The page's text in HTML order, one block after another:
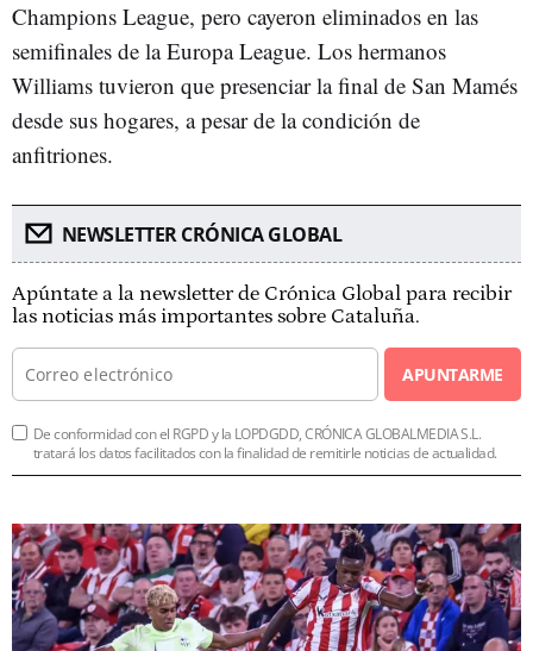
Champions League, pero cayeron eliminados en las
semifinales de la Europa League. Los hermanos
Williams tuvieron que presenciar la final de San Mamés
desde sus hogares, a pesar de la condición de
anfitriones.
NEWSLETTER CRÓNICA GLOBAL
Apúntate a la newsletter de Crónica Global para recibir
las noticias más importantes sobre Cataluña.
APUNTARME
De conformidad con el RGPD y la LOPDGDD, CRÓNICA GLOBALMEDIA S.L.
tratará los datos facilitados con la finalidad de remitirle noticias de actualidad.